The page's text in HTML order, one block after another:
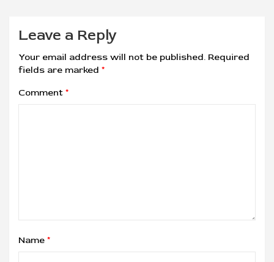
Leave a Reply
Your email address will not be published. Required
fields are marked *
Comment *
Name *